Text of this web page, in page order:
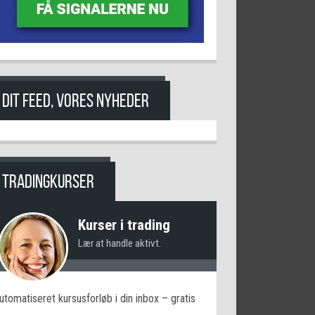
DIT FEED, VORES NYHEDER
TRADINGKURSER
Kurser i trading
Lær at handle aktivt.
kursusforløb i din inbox – gratis